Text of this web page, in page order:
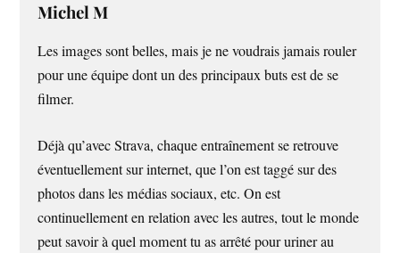
Michel M
Les images sont belles, mais je ne voudrais jamais rouler
pour une équipe dont un des principaux buts est de se
filmer.
Déjà qu’avec Strava, chaque entraînement se retrouve
éventuellement sur internet, que l’on est taggé sur des
photos dans les médias sociaux, etc. On est
continuellement en relation avec les autres, tout le monde
peut savoir à quel moment tu as arrêté pour uriner au